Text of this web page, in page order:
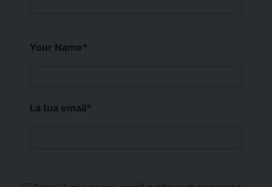
Your Name*
La tua email*